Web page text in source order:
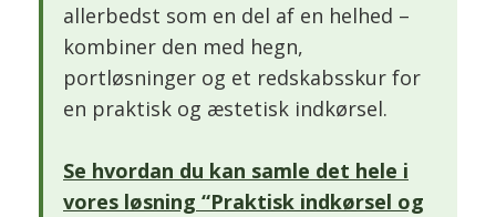
allerbedst som en del af en helhed –
kombiner den med hegn,
portløsninger og et redskabsskur for
en praktisk og æstetisk indkørsel.
Se hvordan du kan samle det hele i
vores løsning “Praktisk indkørsel og